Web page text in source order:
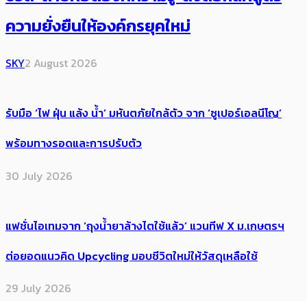
ความยั่งยืนให้องค์กรยุคใหม่
SKY2 August 2026
รับมือ ‘ไฟ ฝุ่น แล้ง น้ำ’ มหันตภัยใกล้ตัว จาก ‘ซูเปอร์เอลนีโญ’
พร้อมทางรอดและการปรับตัว
30 July 2026
แฟชั่นไอเทมจาก ‘ถุงน้ำยาล้างไตใช้แล้ว’ แวนทีฟ X ม.เกษตรฯ
ต่อยอดแนวคิด Upcycling มอบชีวิตใหม่ให้วัสดุเหลือใช้
29 July 2026